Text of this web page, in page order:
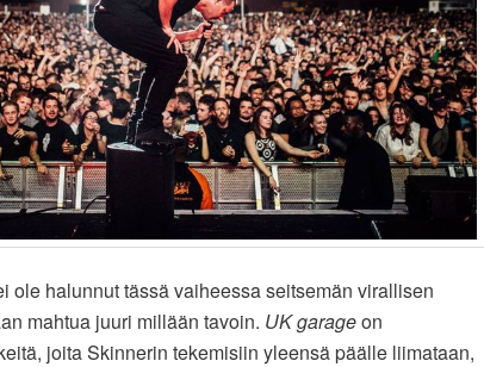
ole halunnut tässä vaiheessa seitsemän virallisen
mahtua juuri millään tavoin. UK garageon
joita Skinnerin tekemisiin yleensä päälle liimataan,